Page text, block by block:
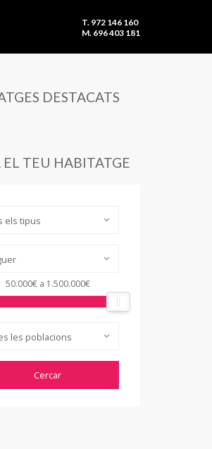
T. 972 146 160
M. 696 403 181
DESTACATS
EL TEU HABITATGE
els tipus
50.000€a 1.500.000€
les poblacions